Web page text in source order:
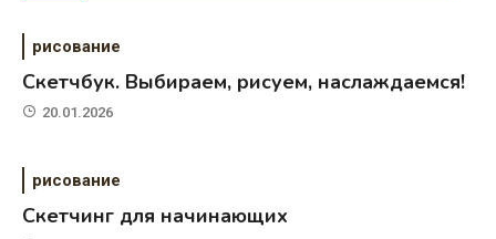
рисование
Скетчбук. Выбираем, рисуем, наслаждаемся!
20.01.2026
рисование
Скетчинг для начинающих